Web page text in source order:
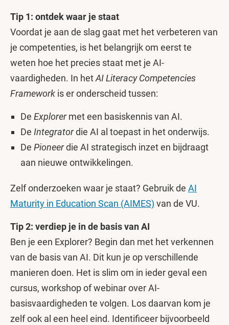
Tip 1: ontdek waar je staat
Voordat je aan de slag gaat met het verbeteren van
je competenties, is het belangrijk om eerst te
weten hoe het precies staat met je AI-
vaardigheden. In hetAI Literacy Competencies
Framework is er onderscheid tussen:
De Explorermet een basiskennis van AI.
De Integratordie AI al toepast in het onderwijs.
De Pioneerdie AI strategisch inzet en bijdraagt
aan nieuwe ontwikkelingen.
Zelf onderzoeken waar je staat? Gebruik de AI
Maturity in Education Scan (AIMES) van de VU.
Tip 2: verdiep je in de basis van AI
Ben je een Explorer? Begin dan met het verkennen
van de basis van AI. Dit kun je op verschillende
manieren doen. Het is slim om in ieder geval een
cursus, workshop of webinar over AI-
basisvaardigheden te volgen. Los daarvan kom je
zelf ook al een heel eind. Identificeer bijvoorbeeld